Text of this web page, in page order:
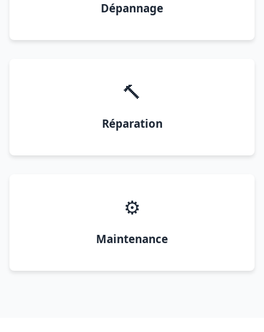
Dépannage
🔨
Réparation
⚙️
Maintenance